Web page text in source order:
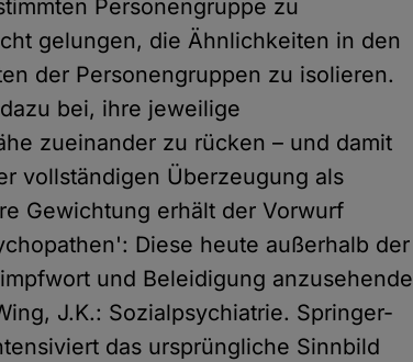
Personengruppe zu
gelungen, die Ähnlichkeiten in den
der Personengruppen zu isolieren.
bei, ihre jeweilige
zueinander zu rücken – und damit
vollständigen Überzeugung als
Gewichtung erhält der Vorwurf
Diese heute außerhalb der
und Beleidigung anzusehende
J.K.: Sozialpsychiatrie. Springer-
das ursprüngliche Sinnbild